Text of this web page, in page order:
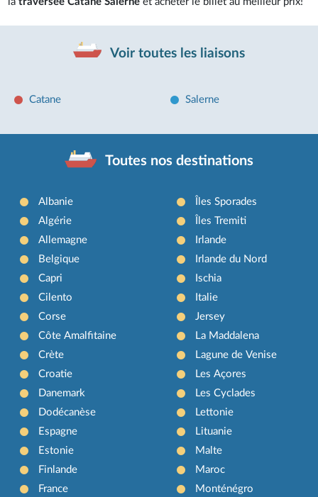
Voir toutes les liaisons
Catane Salerne
Toutes nos destinations
Albanie
Algérie
Allemagne
Belgique
Capri
Cilento
Corse
Côte Amalfitaine
Crète
Croatie
Danemark
Dodécanèse
Espagne
Estonie
Finlande
France
Îles Sporades
Îles Tremiti
Irlande
Irlande du Nord
Ischia
Italie
Jersey
La Maddalena
Lagune de Venise
Les Açores
Les Cyclades
Lettonie
Lituanie
Malte
Maroc
Monténégro